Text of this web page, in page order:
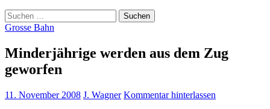
Suchen
nach:
Grosse Bahn
Minderjährige werden aus dem Zug
geworfen
11. November 2008 J. Wagner Kommentar hinterlassen